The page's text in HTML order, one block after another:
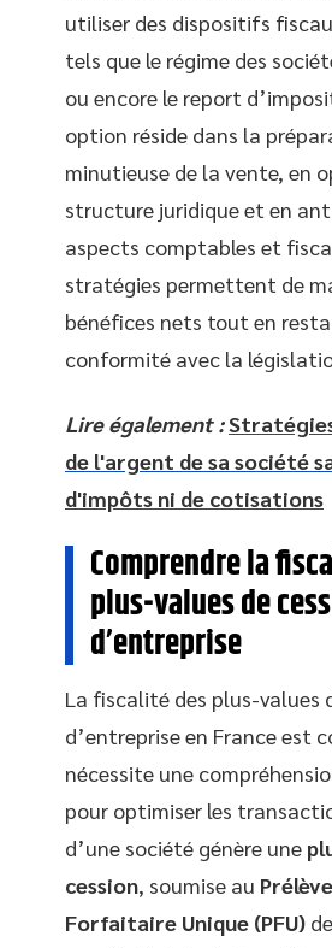
utiliser des dispositifs
tels que le régime des
ou encore le report
option réside dans la
minutieuse de la vente, en
structure juridique et en
aspects comptables et
stratégies permettent de
bénéfices nets tout en
conformité avec la
Lire également :
de l'argent de sa société
d'impôts ni de cotisations
Comprendre la
plus-values de
d’entreprise
La fiscalité des plus-values
d’entreprise en France est
nécessite une
pour optimiser les
d’une société génère une
cession, soumise au
Forfaitaire Unique (PFU)